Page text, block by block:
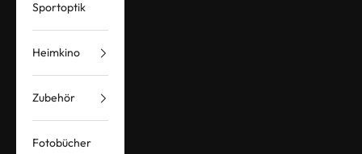
Sportoptik
Heimkino
Zubehör
Fotobücher